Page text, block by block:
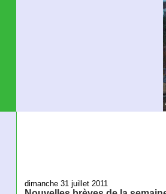
dimanche 31 juillet 2011